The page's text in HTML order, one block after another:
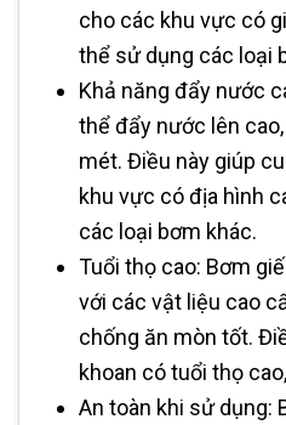
cho các khu vực có
thể sử dụng các loại
Khả năng đẩy nước
thể đẩy nước lên
mét. Điều này giúp
khu vực có địa hình
các loại bơm khác.
Tuổi thọ cao: Bơm
với các vật liệu cao
chống ăn mòn tốt.
khoan có tuổi thọ
An toàn khi sử dụng: